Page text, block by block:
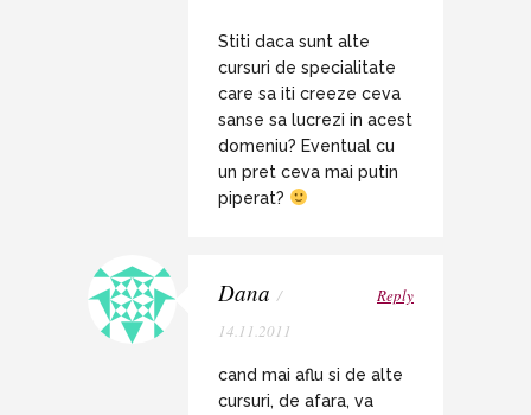
Stiti daca sunt alte
cursuri de specialitate
care sa iti creeze ceva
sanse sa lucrezi in acest
domeniu? Eventual cu
un pret ceva mai putin
piperat?
Dana /
14.11.2011
Reply
cand mai aflu si de alte
cursuri, de afara, va